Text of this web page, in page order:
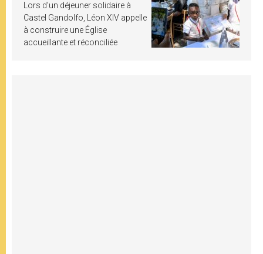
Lors d’un déjeuner solidaire à
Castel Gandolfo, Léon XIV appelle
à construire une Église
accueillante et réconciliée